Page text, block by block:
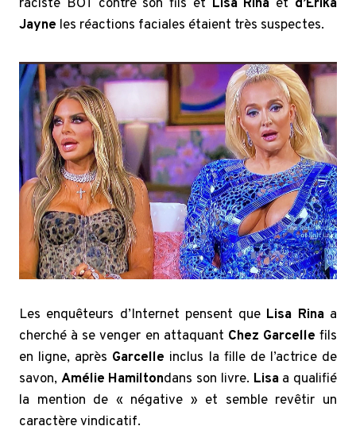
raciste BOT contre son fils et Lisa Rina et d’Erika
Jayne les réactions faciales étaient très suspectes.
Les enquêteurs d’Internet pensent que Lisa Rina a
cherché à se venger en attaquant Chez Garcelle fils
en ligne, après Garcelle inclus la fille de l’actrice de
savon, Amélie Hamiltondans son livre. Lisaa qualifié
la mention de « négative » et semble revêtir un
caractère vindicatif.